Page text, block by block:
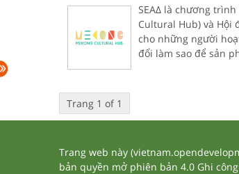
SEAΔ là chương
Cultural Hub) và Hội
cho những người
đổi làm sao để sản
Trang 1 of 1
Trang web này
bản quyền mở phiên bản 4.0 Ghi